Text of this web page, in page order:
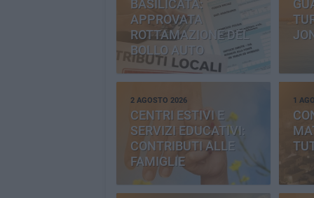
BASILICATA:
APPROVATA
ROTTAMAZIONE DEL
BOLLO AUTO
2 AGOSTO 2026
CENTRI ESTIVI E
SERVIZI EDUCATIVI:
CONTRIBUTI ALLE
FAMIGLIE
1